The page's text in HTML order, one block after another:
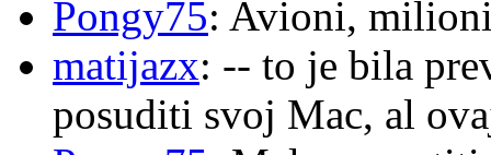
Pongy75: Avioni,
matijazx: -- to je bila
posuditi svoj Mac, al